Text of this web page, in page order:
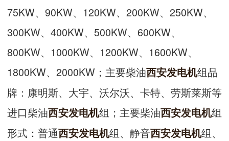
75KW、90KW、120KW、200KW、250KW、
300KW、400KW、500KW、600KW、
800KW、1000KW、1200KW、1600KW、
1800KW、2000KW；主要柴油西安发电机组品
牌：康明斯、大宇、沃尔沃、卡特、劳斯莱斯等
进口柴油西安发电机组；主要柴油西安发电机组
形式：普通西安发电机组、静音西安发电机组、